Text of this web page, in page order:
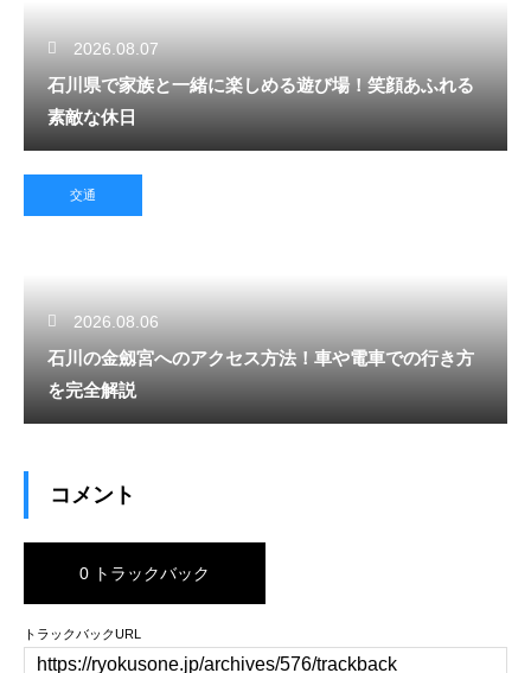
2026.08.07
石川県で家族と一緒に楽しめる遊び場！笑顔あふれる
素敵な休日
交通
2026.08.06
石川の金劔宮へのアクセス方法！車や電車での行き方
を完全解説
コメント
0 トラックバック
トラックバックURL